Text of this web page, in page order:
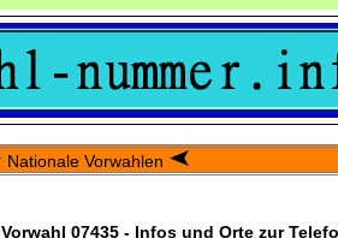
Nationale Vorwahlen
Vorwahl 07435 - Infos und Orte zur